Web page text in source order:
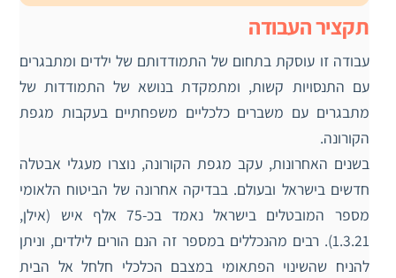
תקציר העבודה
עבודה זו עוסקת בתחום של התמודדותם של ילדים ומתבגרים
עם התנסויות קשות, ומתמקדת בנושא של התמודדות של
מתבגרים עם משברים כלכליים משפחתיים בעקבות מגפת
הקורונה.
בשנים האחרונות, עקב מגפת הקורונה, נוצרו מעגלי אבטלה
חדשים בישראל ובעולם. בבדיקה אחרונה של הביטוח הלאומי
מספר המובטלים בישראל נאמד בכ-75 אלף איש (אילן,
1.3.21). רבים מהנכללים במספר זה הנם הורים לילדים, וניתן
להניח שהשינוי הפתאומי במצבם הכלכלי חלחל אל הבית